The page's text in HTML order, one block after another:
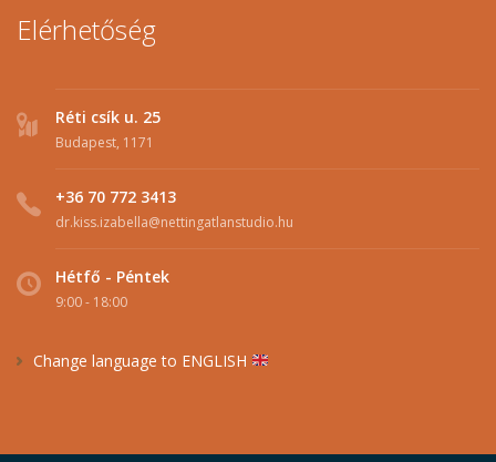
Elérhetőség
Réti csík u. 25
Budapest, 1171
+36 70 772 3413
dr.kiss.izabella@nettingatlanstudio.hu
Hétfő - Péntek
9:00 - 18:00
Change language to ENGLISH